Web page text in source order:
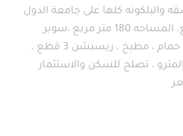
والبلكونه كلها على جامعة الدول
العربيه الرئيسي الدور الرابع، المساحه 180 متر مربع ،سوبر
لوكس، عدد 2 غرفة نوم ، 2 حمام ، مطبخ ، ريسبشن 3 قطع ،
، تصلح للسكن والاستثمار